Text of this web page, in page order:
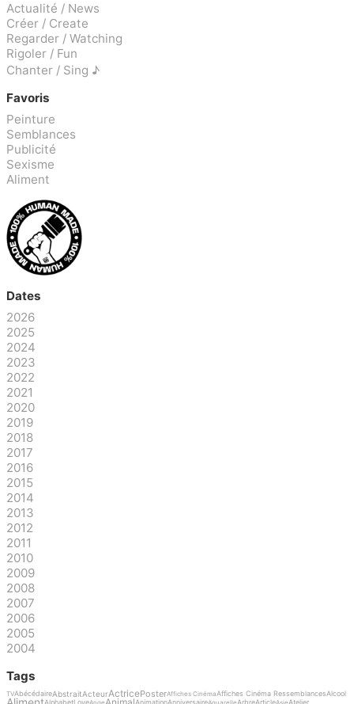
Actualité / News
Créer / Create
Regarder / Watching
Rigoler / Fun
Chanter / Sing ♪
Favoris
Peinture
Semblances
Publicité
Sexisme
Aliment
Dates
2026
2025
2024
2023
2022
2021
2020
2019
2018
2017
2016
2015
2014
2013
2012
2011
2010
2009
2008
2007
2006
2005
2004
Tags
TVAbécédaireAbstraitActeurActricePosterAffiches CinémaAffiches Cinéma RessemblancesAlcool
Ange Aquarelle Asie